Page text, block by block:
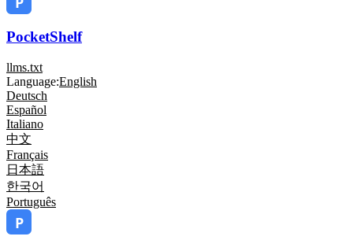
PocketShelf
llms.txt
Language:English
Deutsch
Español
Italiano
中文
Français
日本語
한국어
Português